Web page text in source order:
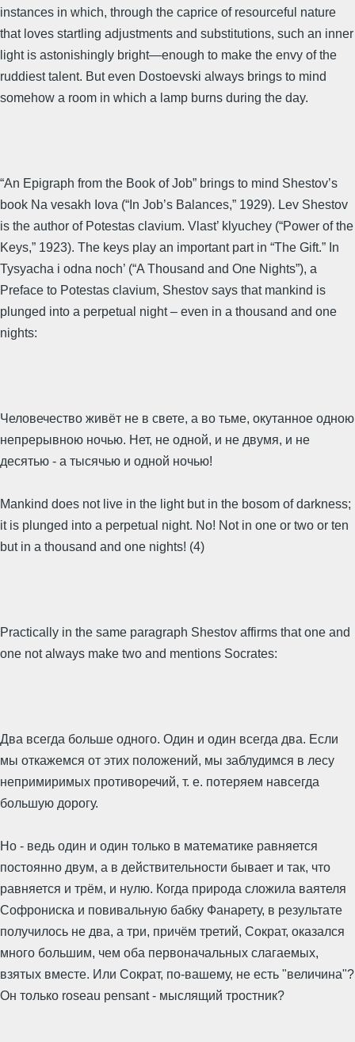
instances in which, through the caprice of resourceful nature
that loves startling adjustments and substitutions, such an inner
light is astonishingly bright—enough to make the envy of the
ruddiest talent. But even Dostoevski always brings to mind
somehow a room in which a lamp burns during the day.
“An Epigraph from the Book of Job” brings to mind Shestov’s
book Na vesakh Iova (“In Job’s Balances,” 1929). Lev Shestov
is the author of Potestas clavium. Vlast’ klyuchey (“Power of the
Keys,” 1923). The keys play an important part in “The Gift.” In
Tysyacha i odna noch’ (“A Thousand and One Nights”), a
Preface to Potestas clavium, Shestov says that mankind is
plunged into a perpetual night – even in a thousand and one
nights:
Человечество живёт не в свете, а во тьме, окутанное одною
непрерывною ночью. Нет, не одной, и не двумя, и не
десятью - а тысячью и одной ночью!
Mankind does not live in the light but in the bosom of darkness;
it is plunged into a perpetual night. No! Not in one or two or ten
but in a thousand and one nights! (4)
Practically in the same paragraph Shestov affirms that one and
one not always make two and mentions Socrates:
Два всегда больше одного. Один и один всегда два. Если
мы откажемся от этих положений, мы заблудимся в лесу
непримиримых противоречий, т. е. потеряем навсегда
большую дорогу.
Но - ведь один и один только в математике равняется
постоянно двум, а в действительности бывает и так, что
равняется и трём, и нулю. Когда природа сложила ваятеля
Софрониска и повивальную бабку Фанарету, в результате
получилось не два, а три, причём третий, Сократ, оказался
много большим, чем оба первоначальных слагаемых,
взятых вместе. Или Сократ, по-вашему, не есть "величина"?
Он только roseau pensant - мыслящий тростник?